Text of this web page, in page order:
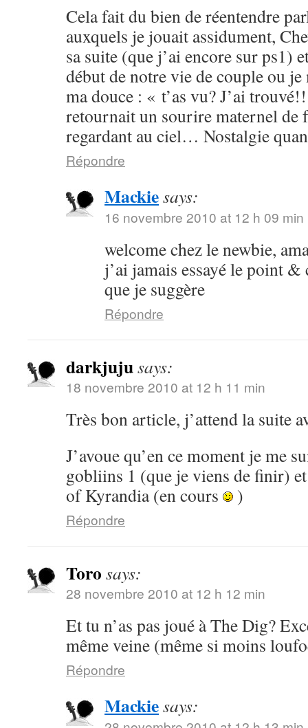
Cela fait du bien de réentendre
auxquels je jouait assidument,
sa suite (que j’ai encore sur ps1)
début de notre vie de couple ou
ma douce : « t’as vu? J’ai
retournait un sourire maternel de
regardant au ciel… Nostalgie
Répondre
Mackiesays:
16 novembre 2010 at 12 h 09 min
welcome chez le newbie,
j’ai jamais essayé le point
que je suggère
Répondre
darkjujusays:
18 novembre 2010 at 12 h 11 min
Très bon article, j’attend la suite
J’avoue qu’en ce moment je me
gobliins 1 (que je viens de finir)
of Kyrandia (en cours
)
Répondre
Toro says:
28 novembre 2010 at 12 h 12 min
Et tu n’as pas joué à The Dig?
même veine (même si moins
Répondre
Mackiesays: